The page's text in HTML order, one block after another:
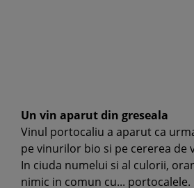
Un vin aparut din greseala
Vinul portocaliu a aparut ca
pe vinurilor bio si pe cererea de
In ciuda numelui si al culorii,
nimic in comun cu... portocalele.